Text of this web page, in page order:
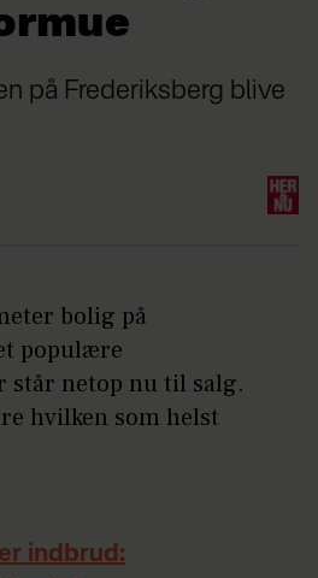
på Frederiksberg blive
bolig på
populære
står netop nu til salg.
hvilken som helst
indbrud: